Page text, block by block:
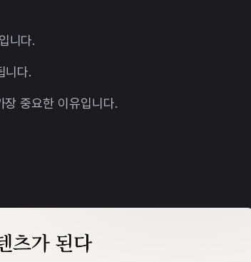
니다.
니다.
중요한 이유입니다.